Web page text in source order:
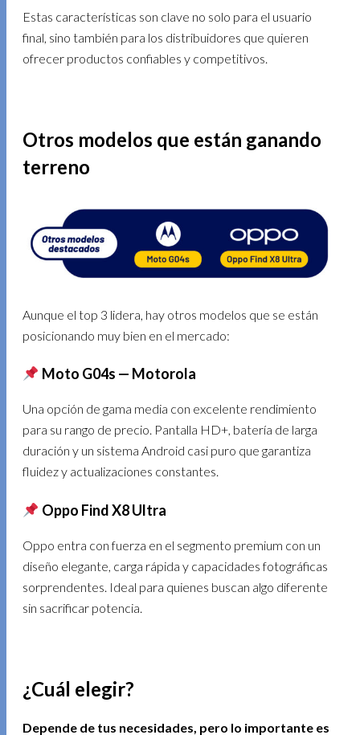
Estas características son clave no solo para el usuario
final, sino también para los distribuidores que quieren
ofrecer productos confiables y competitivos.
Otros modelos que están ganando
terreno
Aunque el top 3 lidera, hay otros modelos que se están
posicionando muy bien en el mercado:
Moto G04s — Motorola
Una opción de gama media con excelente rendimiento
para su rango de precio. Pantalla HD+, batería de larga
duración y un sistema Android casi puro que garantiza
fluidez y actualizaciones constantes.
Oppo Find X8 Ultra
Oppo entra con fuerza en el segmento premium con un
diseño elegante, carga rápida y capacidades fotográficas
sorprendentes. Ideal para quienes buscan algo diferente
sin sacrificar potencia.
¿Cuál elegir?
Depende de tus necesidades, pero lo importante es